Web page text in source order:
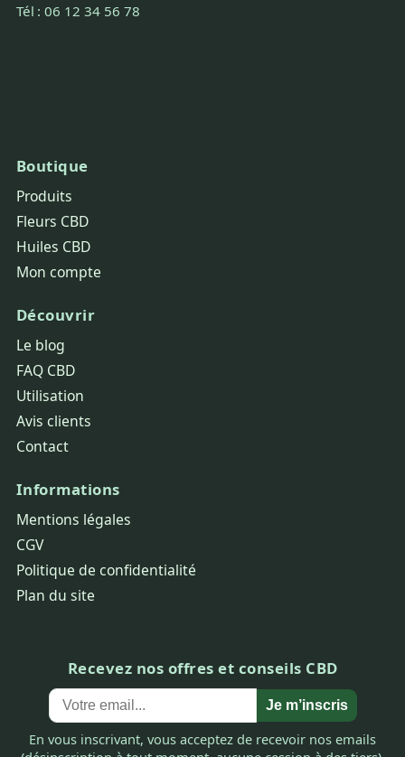
Tél : 06 12 34 56 78
Boutique
Produits
Fleurs CBD
Huiles CBD
Mon compte
Découvrir
Le blog
FAQ CBD
Utilisation
Avis clients
Contact
Informations
Mentions légales
CGV
Politique de confidentialité
Plan du site
Recevez nos offres et conseils CBD
Je m’inscris
En vous inscrivant, vous acceptez de recevoir nos emails